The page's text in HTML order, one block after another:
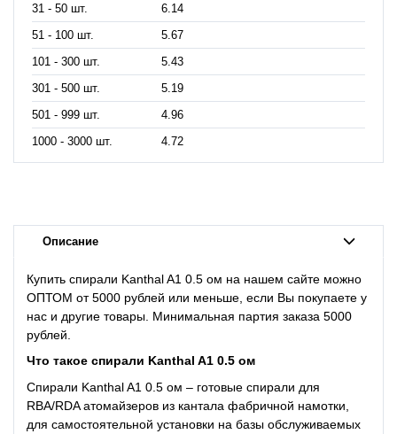
31 - 50 шт.
6.14
51 - 100 шт.
5.67
101 - 300 шт.
5.43
301 - 500 шт.
5.19
501 - 999 шт.
4.96
1000 - 3000 шт.
4.72
Описание
Купить спирали Kanthal A1 0.5 ом на нашем сайте можно
ОПТОМ от 5000 рублей или меньше, если Вы покупаете у
нас и другие товары. Минимальная партия заказа 5000
рублей.
Что такое спирали Kanthal A1 0.5 ом
Спирали Kanthal A1 0.5 ом – готовые спирали для
RBA/RDA атомайзеров из кантала фабричной намотки,
для самостоятельной установки на базы обслуживаемых